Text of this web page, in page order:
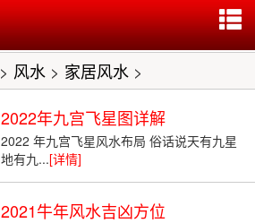
> 风水 > 家居风水 >
2022年九宫飞星图详解
2022 年九宫飞星风水布局 俗话说天有九星
地有九...[详情]
2021牛年风水吉凶方位